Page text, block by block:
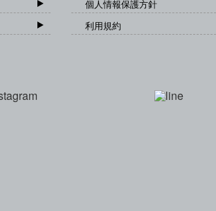
個人情報保護方針
利用規約